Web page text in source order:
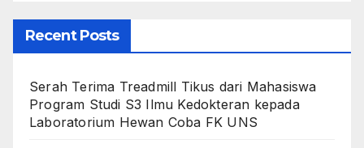
Recent Posts
Serah Terima Treadmill Tikus dari Mahasiswa
Program Studi S3 Ilmu Kedokteran kepada
Laboratorium Hewan Coba FK UNS